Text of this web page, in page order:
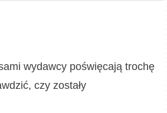
wydawcy poświęcają trochę
czy zostały